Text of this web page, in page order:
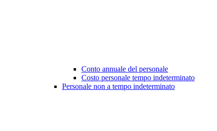
Conto annuale del personale
Costo personale tempo indeterminato
Personale non a tempo indeterminato